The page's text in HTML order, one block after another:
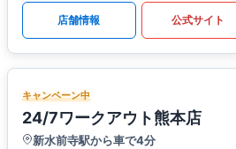
店舗情報 公式サイト
キャンペーン中
24/7ワークアウト熊本店
新水前寺駅から車で4分